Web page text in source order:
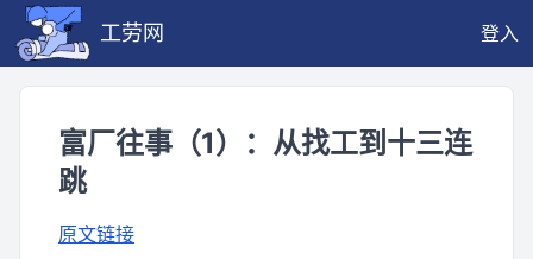
工劳网 登入
富厂往事（1）：从找工到十三连
跳
原文链接